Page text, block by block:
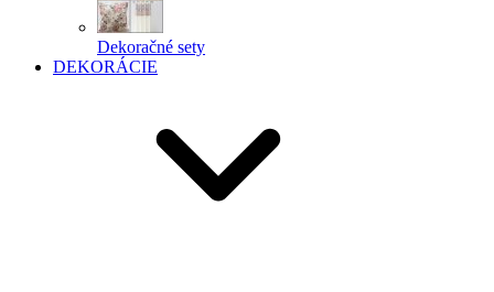
Dekoračné sety
DEKORÁCIE